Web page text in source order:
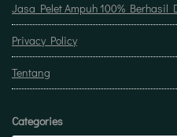
Jasa Pelet Ampuh 100% Berhasil
Privacy Policy
Tentang
Categories